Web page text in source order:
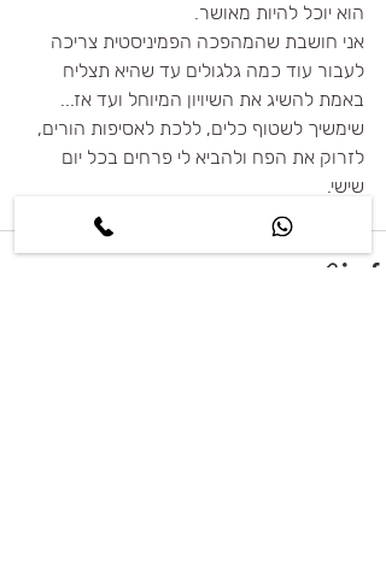
הוא יוכל להיות מאושר.
אני חושבת שהמהפכה הפמיניסטית צריכה
לעבור עוד כמה גלגולים עד שהיא תצליח
באמת להשיג את השיויון המיוחל ועד אז...
שימשיך לשטוף כלים, ללכת לאסיפות הורים,
לזרוק את הפח ולהביא לי פרחים בכל יום
שישי.